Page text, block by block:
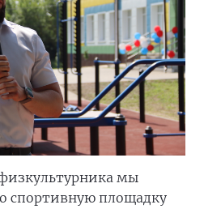
мы
спортивную площадку